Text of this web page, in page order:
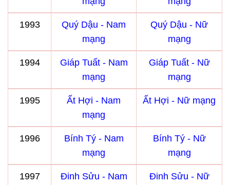
1993
Quý Dậu - Nam
mạng
Quý Dậu - Nữ
mạng
1994
Giáp Tuất - Nam
mạng
Giáp Tuất - Nữ
mạng
1995
Ất Hợi - Nam
mạng
Ất Hợi - Nữ mạng
1996
Bính Tý - Nam
mạng
Bính Tý - Nữ
mạng
1997
Đinh Sửu - Nam
Đinh Sửu - Nữ